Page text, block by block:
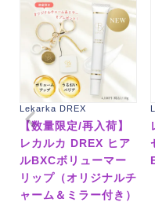
Lekarka DREX
【数量限定/再入荷】
レカルカ DREX ヒア
ルBXCボリューマー
リップ（オリジナルチ
ャーム＆ミラー付き）